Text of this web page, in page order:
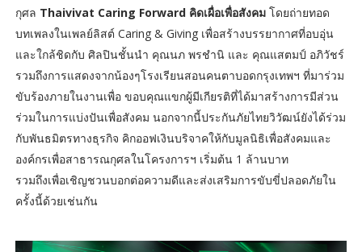
กุศล Thaivivat Caring Forward คิดเผื่อเพื่อสังคมโดยถ่ายทอด
บทเพลงในเพลย์ลิสต์ Caring & Giving เพื่อสร้างบรรยากาศที่อบอุ่น
และใกล้ชิดกับ ศิลปินชั้นนำ คุณนภ พรชำนิ และ คุณแสตมป์ อภิวัชร์
รวมถึงการแสดงจากน้องๆโรงเรียนสอนคนตาบอดกรุงเทพฯ ที่มาร่วม
ขับร้องภายในงานเพื่อ ขอบคุณแขกผู้มีเกียรติที่ได้มาสร้างการมีส่วน
ร่วมในการแบ่งปันเพื่อสังคม นอกจากนี้ประกันภัยไทยวิวัฒน์ยังได้ร่วม
กับพันธมิตรทางธุรกิจ คิกออฟเงินบริจาคให้กับมูลนิธิเพื่อสังคมและ
องค์กรเพื่อสาธารณกุศลในโครงการฯ เริ่มต้น 1 ล้านบาท
รวมถึงเพื่อเชิญชวนบอกต่อความดีและส่งเสริมการขับขี่ปลอดภัยใน
ครั้งนี้ด้วยเช่นกัน